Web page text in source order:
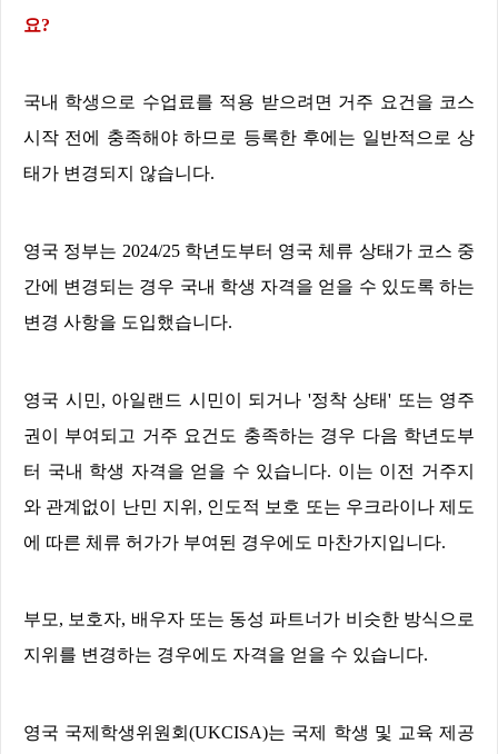
요?
국내 학생으로 수업료를 적용 받으려면 거주 요건을 코스
시작 전에 충족해야 하므로 등록한 후에는 일반적으로 상
태가 변경되지 않습니다.
영국 정부는 2024/25 학년도부터 영국 체류 상태가 코스 중
간에 변경되는 경우 국내 학생 자격을 얻을 수 있도록 하는
변경 사항을 도입했습니다.
영국 시민, 아일랜드 시민이 되거나 '정착 상태' 또는 영주
권이 부여되고 거주 요건도 충족하는 경우 다음 학년도부
터 국내 학생 자격을 얻을 수 있습니다. 이는 이전 거주지
와 관계없이 난민 지위 , 인도적 보호 또는 우크라이나 제도
에 따른 체류 허가가 부여된 경우에도 마찬가지입니다.
부모 , 보호자, 배우자 또는 동성 파트너가 비슷한 방식으로
지위를 변경하는 경우에도 자격을 얻을 수 있습니다.
영국 국제학생위원회(UKCISA)는 국제 학생 및 교육 제공